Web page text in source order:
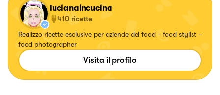
lucianaincucina
410 ricette
Realizzo ricette esclusive per aziende del food - food stylist -
food photographer
Visita il profilo